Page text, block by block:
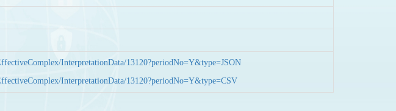
InterpretationData/13120?periodNo=Y&type=JSON
InterpretationData/13120?periodNo=Y&type=CSV